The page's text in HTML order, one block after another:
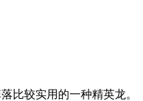
比较实用的一种精英龙。